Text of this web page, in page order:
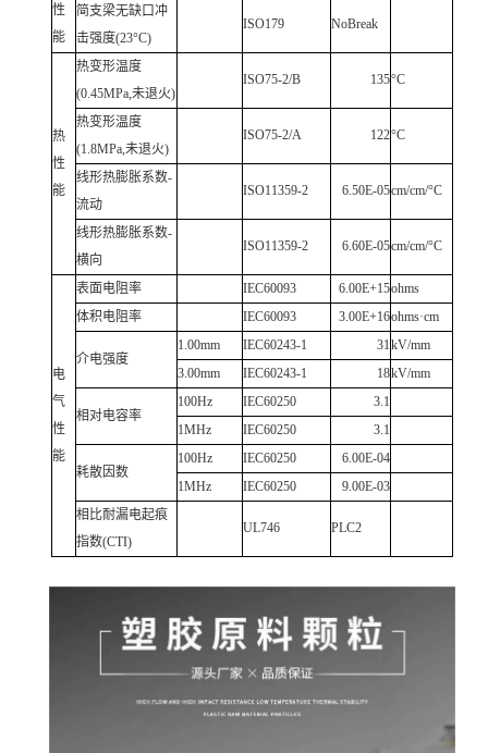
性
能
简支梁无缺口冲
击强度(23°C)
ISO179 NoBreak
热
性
能
热变形温度
(0.45MPa,未退火)
ISO75-2/B 135°C
热变形温度
(1.8MPa,未退火)
ISO75-2/A 122°C
线形热膨胀系数-
流动
ISO11359-2 6.50E-05cm/cm/°C
线形热膨胀系数-
横向
ISO11359-2 6.60E-05cm/cm/°C
电
气
性
能
表面电阻率 IEC60093 6.00E+15ohms
体积电阻率
IEC60093 3.00E+16ohms·cm
介电强度
1.00mm IEC60243-1 31 kV/mm
3.00mm
IEC60243-1 18kV/mm
相对电容率
100Hz IEC60250
3.1
1MHz
IEC60250 3.1
耗散因数
100Hz IEC60250
6.00E-04
1MHz
IEC60250
9.00E-03
相比耐漏电起痕
指数(CTI)
UL746 PLC2